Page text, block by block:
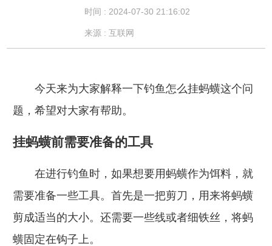
时间 : 2024-07-30 21:16:02
来源 : 互联网
今天来为大家解释一下钓鱼怎么挂蚂蟥这个问
题，希望对大家有帮助。
挂蚂蟥前需要准备的工具
在进行钓鱼时，如果想要用蚂蟥作为饵料，就
需要准备一些工具。首先是一把剪刀，用来将蚂蟥
剪成适当的大小。还需要一些线或者细铁丝，将蚂
蟥固定在钩子上。